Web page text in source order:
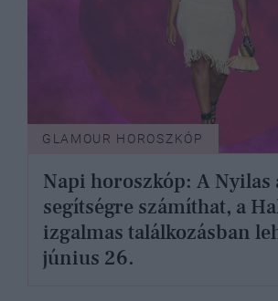
GLAMOUR HOROSZKÓP
Napi horoszkóp: A Nyilas
segítségre számíthat, a
izgalmas találkozásban
június 26.